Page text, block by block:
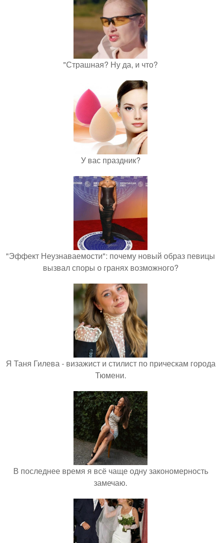
"Страшная? Ну да, и что?
У вас праздник?
"Эффект Неузнаваемости": почему новый образ певицы
вызвал споры о гранях возможного?
Я Таня Гилева - визажист и стилист по прическам города
Тюмени.
В последнее время я всё чаще одну закономерность
замечаю.